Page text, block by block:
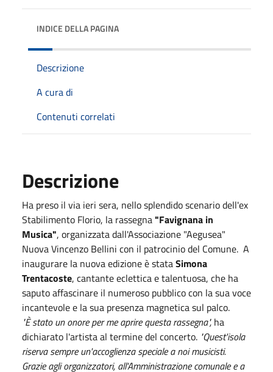
INDICE DELLA PAGINA
Descrizione
A cura di
Contenuti correlati
Descrizione
Ha preso il via ieri sera, nello splendido scenario dell'ex
Stabilimento Florio, la rassegna"Favignana in
Musica", organizzata dall'Associazione "Aegusea"
Nuova Vincenzo Bellini con il patrocinio del Comune. A
inaugurare la nuova edizione è stataSimona
Trentacoste, cantante eclettica e talentuosa, che ha
saputo affascinare il numeroso pubblico con la sua voce
incantevole e la sua presenza magnetica sul palco.
"È stato un onore per me aprire questa rassegna", ha
dichiarato l'artista al termine del concerto. "Quest'isola
riserva sempre un'accoglienza speciale a noi musicisti.
Grazie agli organizzatori, all'Amministrazione comunale e a